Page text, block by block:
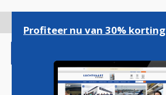
gaan
Profiteer nu van 30% korting